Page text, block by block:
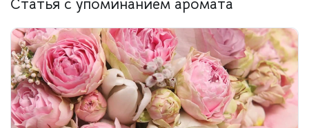
Статья с упоминанием аромата